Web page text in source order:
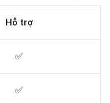
Hỗ trợ
✅
✅